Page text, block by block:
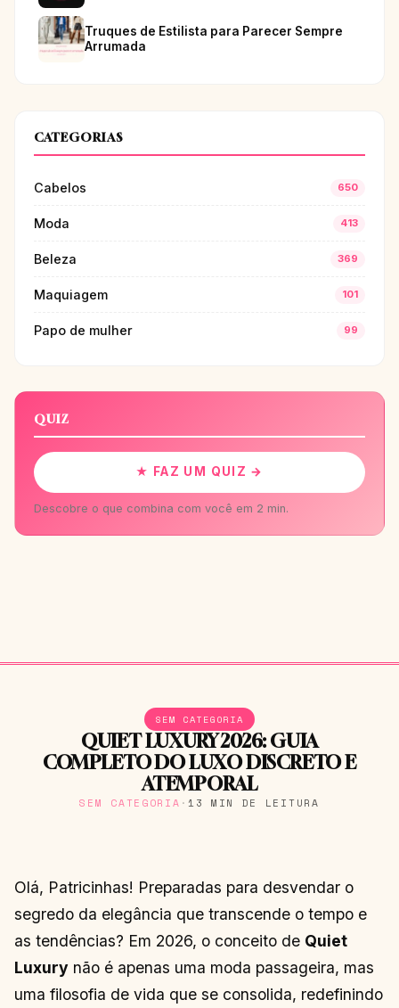
Truques de Estilista para Parecer Sempre
Arrumada
CATEGORIAS
Cabelos 650
Moda 413
Beleza 369
Maquiagem 101
Papo de mulher 99
QUIZ
★ FAZ UM QUIZ →
Descobre o que combina com você em 2 min.
SEM CATEGORIA
QUIET LUXURY 2026: GUIA
COMPLETO DO LUXO DISCRETO E
ATEMPORAL
SEM CATEGORIA · 13 MIN DE LEITURA
Olá, Patricinhas! Preparadas para desvendar o
segredo da elegância que transcende o tempo e
as tendências? Em 2026, o conceito de Quiet
Luxury não é apenas uma moda passageira, mas
uma filosofia de vida que se consolida, redefinindo